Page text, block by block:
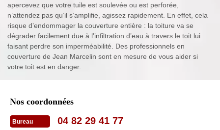
apercevez que votre tuile est soulevée ou est perforée,
n’attendez pas qu’il s’amplifie, agissez rapidement. En effet, cela
risque d’endommager la couverture entière : la toiture va se
dégrader facilement due à l’infiltration d’eau à travers le toit lui
faisant perdre son imperméabilité. Des professionnels en
couverture de Jean Marcelin sont en mesure de vous aider si
votre toit est en danger.
Nos coordonnées
Bureau 04 82 29 41 77